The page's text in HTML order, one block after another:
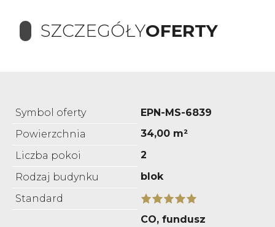
SZCZEGÓŁYOFERTY
Symbol oferty
EPN-MS-6839
Powierzchnia
34,00 m²
Liczba pokoi
2
Rodzaj budynku
blok
Standard
CO, fundusz